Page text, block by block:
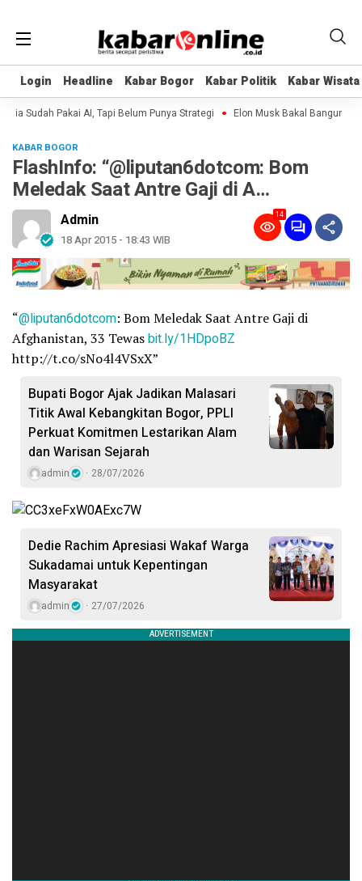
Login Headline Kabar Bogor Kabar Politik Kabar Wisata
Login Headline Kabar Bogor Kabar Politik Kabar Wisata
Sudah Pakai AI, Tapi Belum Punya Strategi Elon Musk Bakal Bangun
KABAR BOGOR
FlashInfo: “@liputan6dotcom: Bom
Meledak Saat Antre Gaji di A…
Admin
18 Apr 2015 - 18:43 WIB
14
“@liputan6dotcom: Bom Meledak Saat Antre Gaji di
Afghanistan, 33 Tewasbit.ly/1HDpoBZ
http://t.co/sNo4l4VSxX”
Bupati Bogor Ajak Jadikan Malasari
Titik Awal Kebangkitan Bogor, PPLI
Perkuat Komitmen Lestarikan Alam
dan Warisan Sejarah
admin 28/07/2026
Dedie Rachim Apresiasi Wakaf Warga
Sukadamai untuk Kepentingan
Masyarakat
admin 27/07/2026